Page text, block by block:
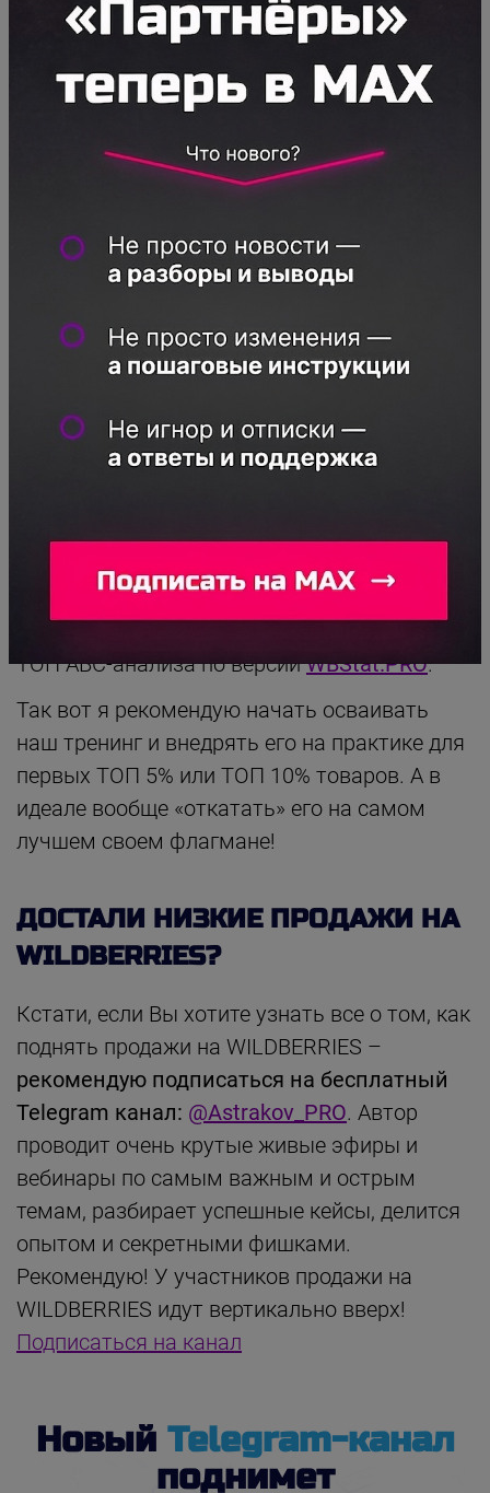
будем ставить оценку по 3-х бальной
система (А, В или С) а будем строить топы.
Т.е. если у нас 100 товаров, то товар на 1-м
месте набираем 100 баллов, товар на 30-м
месте – 70 баллов, на 99-м – 1 балл, а на
100-м месте – 0 баллов. Так ведь будет
Отлично, теперь давайте построим ТОПы
(отсортируем товары) по всем критериям,
которые мы обсуждали выше. Сделать это
вручную невозможно (сложно и долго), но
там мы рассказываем в отдельном
скринкасте, который прилагается к тренингу
Теперь давайте просуммируем все оценки и
приведем это к % (т.е. поделим) на
максимальное число баллов и умножим на
ТОП АВС-анализа по версииWBStat.PRO.
Так вот я рекомендую начать осваивать
наш тренинг и внедрять его на практике для
первых ТОП 5% или ТОП 10% товаров. А в
идеале вообще «откатать» его на самом
лучшем своем флагмане!
ДОСТАЛИ НИЗКИЕ ПРОДАЖИ НА
WILDBERRIES?
Кстати, если Вы хотите узнать все о том, как
поднять продажи на WILDBERRIES –
рекомендую подписаться на бесплатный
Telegram канал: @Astrakov_PRO. Автор
проводит очень крутые живые эфиры и
вебинары по самым важным и острым
темам, разбирает успешные кейсы, делится
опытом и секретными фишками.
Рекомендую! У участников продажи на
WILDBERRIES идут вертикально вверх!
Подписаться на канал
Новый Telegram-канал
поднимет